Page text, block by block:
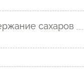
сахаров